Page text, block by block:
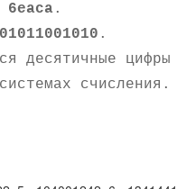
6eaca .
.
десятичные цифры
счисления.